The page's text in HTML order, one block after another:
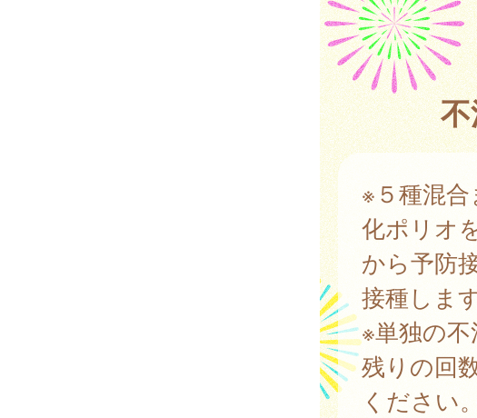
※５種混
化ポリオ
から予防
接種します
※単独の不
残りの回
ください。